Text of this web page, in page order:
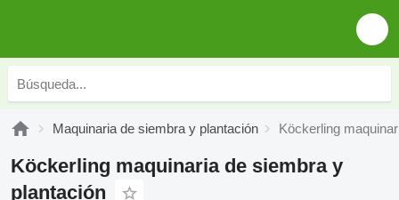
Maquinaria de siembra y plantación Köckerling
Köckerling maquinaria de siembra y
plantación